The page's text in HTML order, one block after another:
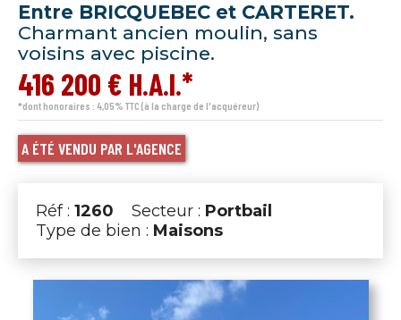
Entre BRICQUEBEC et CARTERET.
Charmant ancien moulin, sans
voisins avec piscine.
416 200 € H.A.I.*
*dont honoraires : 4,05% TTC (à la charge de l'acquéreur)
A ÉTÉ VENDU PAR L'AGENCE
Réf : 1260 Secteur : Portbail
Type de bien : Maisons